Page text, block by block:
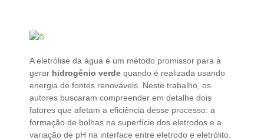
A eletrólise da água é um método promissor para a
gerar hidrogênio verde quando é realizada usando
energia de fontes renováveis. Neste trabalho, os
autores buscaram compreender em detalhe dois
fatores que afetam a eficiência desse processo: a
formação de bolhas na superfície dos eletrodos e a
variação de pH na interface entre eletrodo e eletrólito.